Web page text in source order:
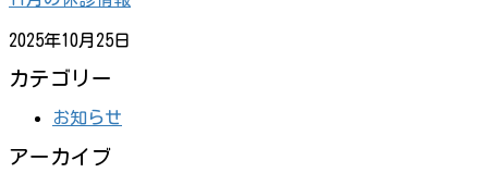
2025年10月25日
カテゴリー
お知らせ
アーカイブ